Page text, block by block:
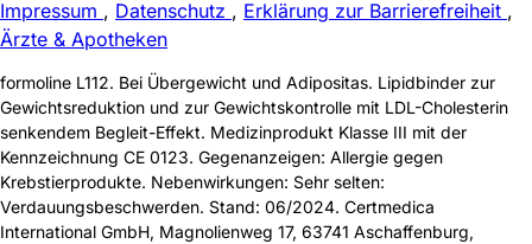
Impressum Datenschutz
Erklärung zur Barrierefreiheit
Ärzte & Apotheken
formoline L112. Bei Übergewicht und Adipositas. Lipidbinder zur
Gewichtsreduktion und zur Gewichtskontrolle mit LDL-Cholesterin
senkendem Begleit-Effekt. Medizinprodukt Klasse III mit der
Kennzeichnung CE 0123. Gegenanzeigen: Allergie gegen
Krebstierprodukte. Nebenwirkungen: Sehr selten:
Verdauungsbeschwerden. Stand: 06/2024. Certmedica
International GmbH, Magnolienweg 17, 63741 Aschaffenburg,